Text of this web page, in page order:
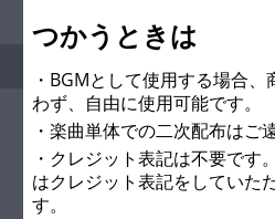
つかうときは
・BGMとして使用する場合
わず、自由に使用可能です。
・楽曲単体での二次配布はご
・クレジット表記は不要です
はクレジット表記をしていた
す。